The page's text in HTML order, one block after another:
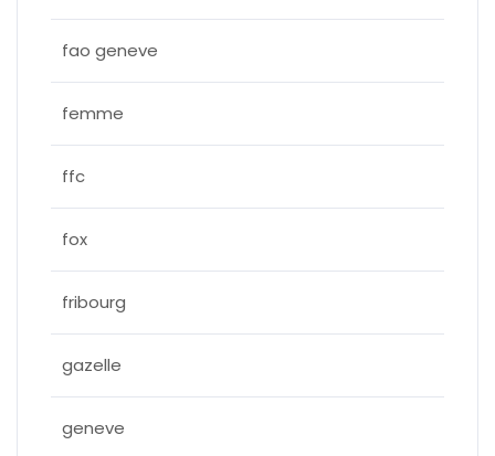
fao geneve
femme
ffc
fox
fribourg
gazelle
geneve